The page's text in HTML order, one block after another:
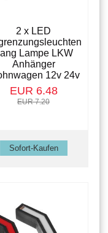
2 x LED
Lampe LKW
Anhänger
12v 24v
EUR 6.48
EUR 7.20